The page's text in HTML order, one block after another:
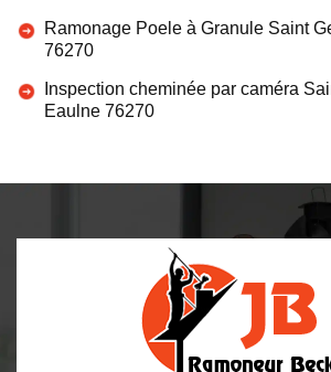
Ramonage Poele à Granule Saint
76270
Inspection cheminée par caméra
Eaulne 76270